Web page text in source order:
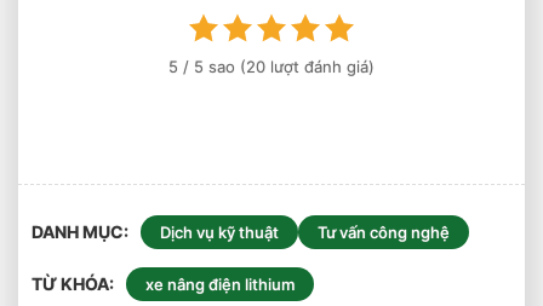
5 / 5 sao (20 lượt đánh giá)
DANH MỤC Dịch vụ kỹ thuật Tư vấn công nghệ
TỪ KHÓA xe nâng điện lithium